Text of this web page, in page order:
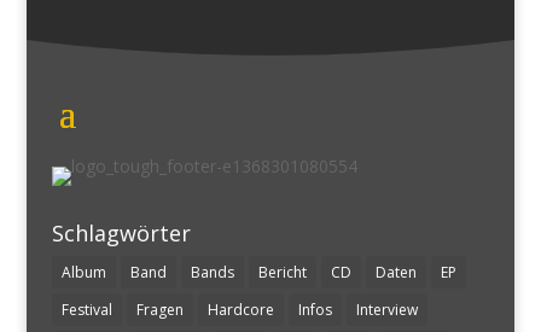
Schlagwörter
Album Band Bands Bericht CD Daten
EP
Festival
Fragen Hardcore Infos Interview